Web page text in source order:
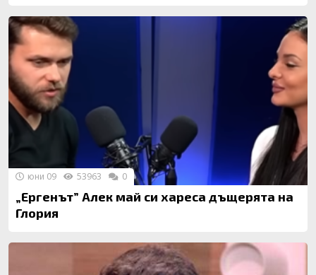
„Ергенът” Алек май си хареса дъщерята на
Глория
юни 09 53963 0